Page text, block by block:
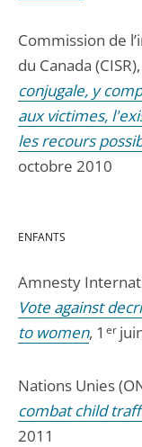
Commission de
du Canada (CISR),
conjugale, y
aux victimes,
les recours
octobre 2010
ENFANTS
Amnesty
Vote against
to women, 1 er
Nations Unies
combat child
2011